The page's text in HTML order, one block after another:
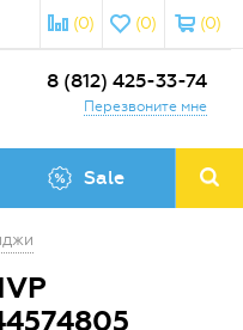
(0)
(0)
(0)
8 (812) 425-33-74
Перезвоните мне
Sale